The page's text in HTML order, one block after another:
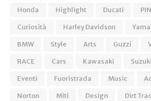
Honda
Highlight Ducati
Curiosità
Harley Davidson
BMW
Style Arts Guzzi
RACE
Cars Kawasaki Suzuki
Eventi
Fuoristrada Music
Norton
Miti Design Dirt